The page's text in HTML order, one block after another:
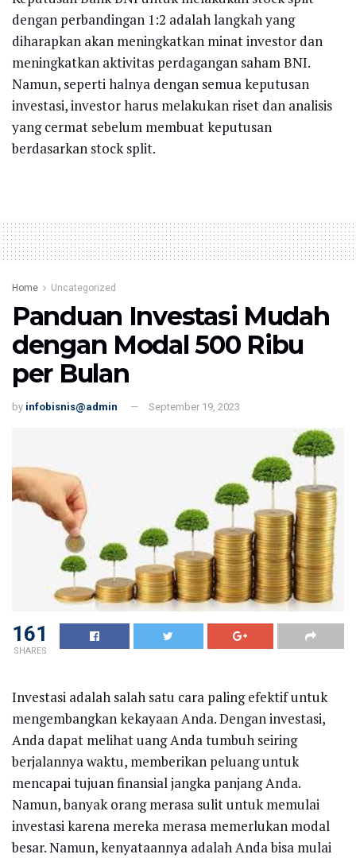
dengan perbandingan 1:2 adalah langkah yang
diharapkan akan meningkatkan minat investor dan
meningkatkan aktivitas perdagangan saham BNI.
Namun, seperti halnya dengan semua keputusan
investasi, investor harus melakukan riset dan analisis
yang cermat sebelum membuat keputusan
berdasarkan stock split.
Home Uncategorized
Panduan Investasi Mudah
dengan Modal 500 Ribu
per Bulan
by infobisnis@admin September 19, 2023
161
SHARES
Investasi adalah salah satu cara paling efektif untuk
mengembangkan kekayaan Anda. Dengan investasi,
Anda dapat melihat uang Anda tumbuh seiring
berjalannya waktu, memberikan peluang untuk
mencapai tujuan finansial jangka panjang Anda.
Namun, banyak orang merasa sulit untuk memulai
investasi karena mereka merasa memerlukan modal
besar. Namun, kenyataannya adalah Anda bisa mulai